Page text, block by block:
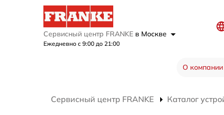
Сервисный центр FRANKE в Москве
Ежедневно с 9:00 до 21:00
О компании
Сервисный центр FRANKE Каталог